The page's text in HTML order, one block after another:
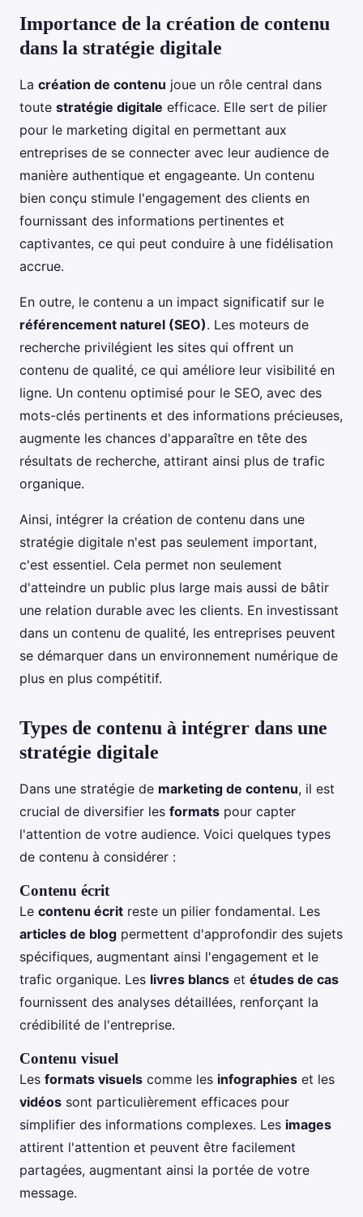
Importance de la création de contenu
dans la stratégie digitale
La création de contenu joue un rôle central dans
toute stratégie digitale efficace. Elle sert de pilier
pour le marketing digital en permettant aux
entreprises de se connecter avec leur audience de
manière authentique et engageante. Un contenu
bien conçu stimule l'engagement des clients en
fournissant des informations pertinentes et
captivantes, ce qui peut conduire à une fidélisation
accrue.
En outre, le contenu a un impact significatif sur le
référencement naturel (SEO). Les moteurs de
recherche privilégient les sites qui offrent un
contenu de qualité, ce qui améliore leur visibilité en
ligne. Un contenu optimisé pour le SEO, avec des
mots-clés pertinents et des informations précieuses,
augmente les chances d'apparaître en tête des
résultats de recherche, attirant ainsi plus de trafic
organique.
Ainsi, intégrer la création de contenu dans une
stratégie digitale n'est pas seulement important,
c'est essentiel. Cela permet non seulement
d'atteindre un public plus large mais aussi de bâtir
une relation durable avec les clients. En investissant
dans un contenu de qualité, les entreprises peuvent
se démarquer dans un environnement numérique de
plus en plus compétitif.
Types de contenu à intégrer dans une
stratégie digitale
Dans une stratégie de marketing de contenu, il est
crucial de diversifier les formats pour capter
l'attention de votre audience. Voici quelques types
de contenu à considérer :
Contenu écrit
Le contenu écrit reste un pilier fondamental. Les
articles de blog permettent d'approfondir des sujets
spécifiques, augmentant ainsi l'engagement et le
trafic organique. Les livres blancs et études de cas
fournissent des analyses détaillées, renforçant la
crédibilité de l'entreprise.
Contenu visuel
Les formats visuels comme les infographies et les
vidéos sont particulièrement efficaces pour
simplifier des informations complexes. Les images
attirent l'attention et peuvent être facilement
partagées, augmentant ainsi la portée de votre
message.